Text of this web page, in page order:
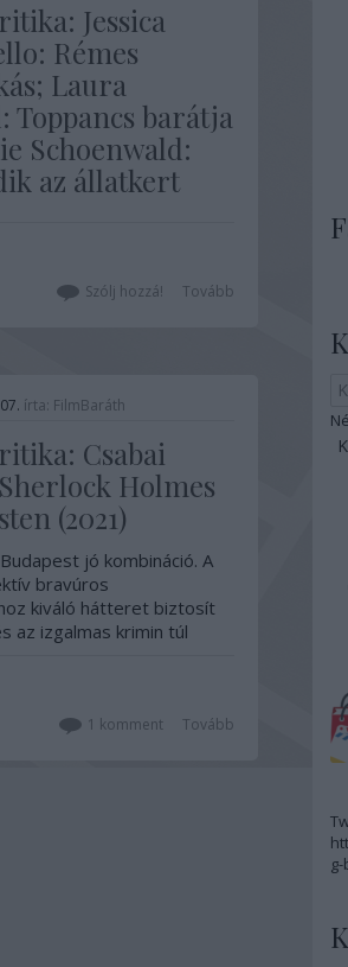
Jessica
Rémes
Laura
Toppancs barátja
Schoenwald:
az állatkert
most három kicsiknek,
szóló
bennük, a szöveg
és…
Tovább
Szólj hozzá!
írta: FilmBaráth
Csabai
Holmes
(2021)
jó kombináció. A
bravúros
kiváló hátteret biztosít
az izgalmas krimin túl
a fővárost kedvenc
Tovább
1 komment